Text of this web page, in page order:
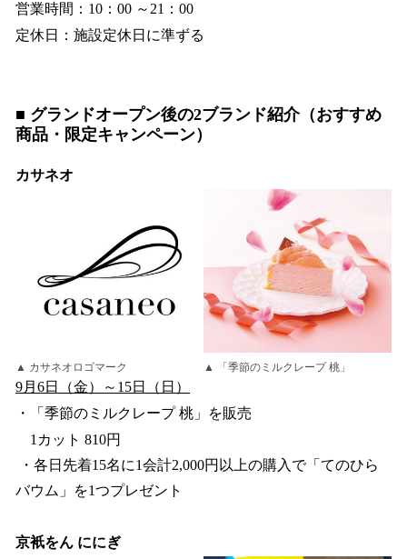
営業時間：10：00 ～21：00
定休日：施設定休日に準ずる
■ グランドオープン後の2ブランド紹介（おすすめ
商品・限定キャンペーン）
カサネオ
▲ カサネオロゴマーク ▲ 「季節のミルクレープ 桃」
9月6日（金）～15日（日）
・「季節のミルクレープ 桃」を販売
1カット 810円
・各日先着15名に1会計2,000円以上の購入で「てのひら
バウム」を1つプレゼント
京衹をん ににぎ